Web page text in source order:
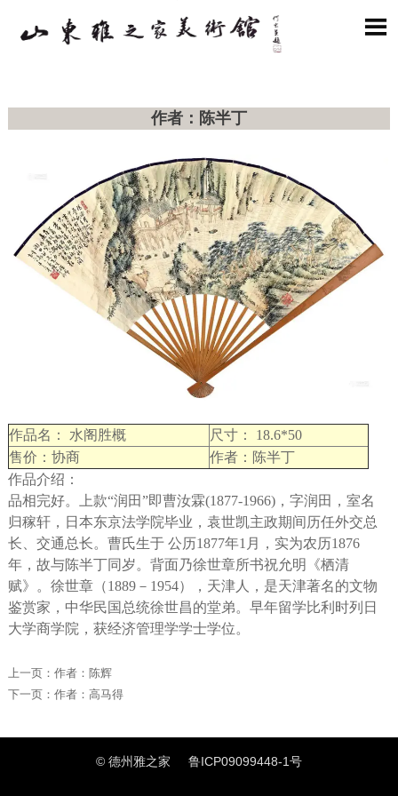

作者：陈半丁
作品名： 水阁胜概
尺寸： 18.6*50
售价：协商
作者：陈半丁
作品介绍：
品相完好。上款“润田”即曹汝霖(1877-1966)，字润田，室名
归稼轩，日本东京法学院毕业，袁世凯主政期间历任外交总
长、交通总长。曹氏生于 公历1877年1月，实为农历1876
年，故与陈半丁同岁。背面乃徐世章所书祝允明《栖清
赋》。徐世章（1889－1954），天津人，是天津著名的文物
鉴赏家，中华民国总统徐世昌的堂弟。早年留学比利时列日
大学商学院，获经济管理学学士学位。
上一页： 作者：陈辉
下一页： 作者：高马得
© 德州雅之家 鲁ICP09099448-1号